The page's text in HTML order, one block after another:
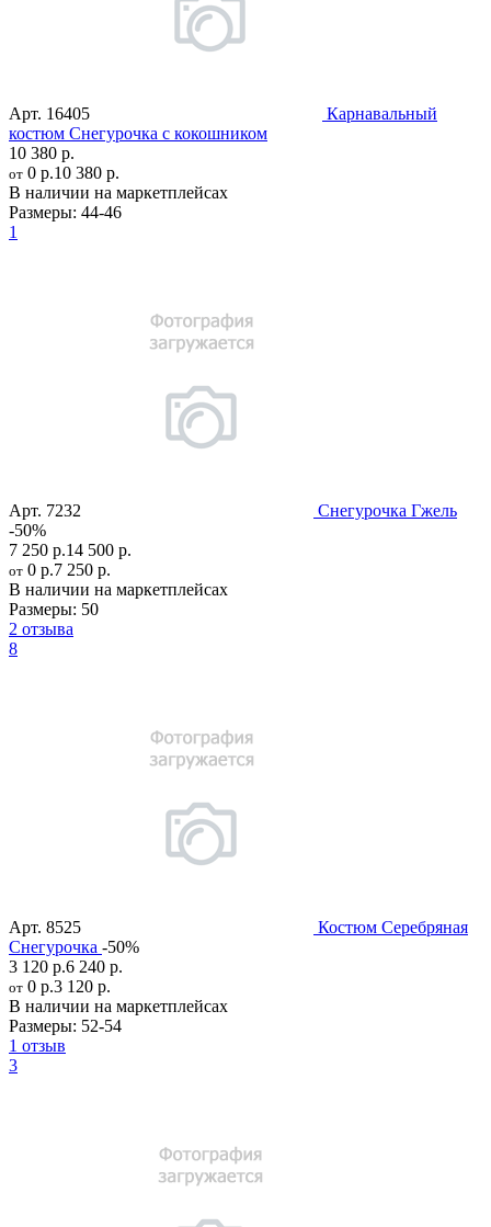
Арт. 16405
Карнавальный
костюм Снегурочка с кокошником
10 380 р.
от 0 р.10 380 р.
В наличии на маркетплейсах
Размеры: 44-46
1
Арт. 7232
Снегурочка Гжель
-50%
7 250 р.14 500 р.
от 0 р.7 250 р.
В наличии на маркетплейсах
Размеры: 50
2 отзыва
8
Арт. 8525
Костюм Серебряная
Снегурочка -50%
3 120 р.6 240 р.
от 0 р.3 120 р.
В наличии на маркетплейсах
Размеры: 52-54
1 отзыв
3